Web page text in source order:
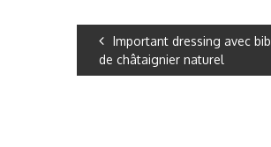
Important dressing avec
de châtaignier naturel